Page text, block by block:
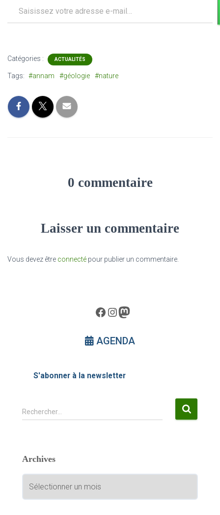
Catégories : ACTUALITÉS
Tags: #annam #géologie #nature
0 commentaire
Laisser un commentaire
Vous devez être connecté pour publier un commentaire.
Facebook InstagramMastodon
AGENDA
S'abonner à la newsletter
R
r
r
Rechercher…
Archives
c